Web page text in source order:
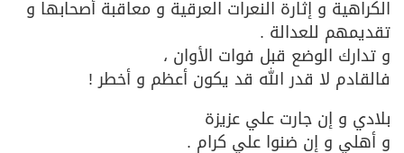
الكراهية و إثارة النعرات العرقية و معاقبة أصحابها و
تقديمهم للعدالة .
و تدارك الوضع قبل فوات الأوان ،
فالقادم لا قدر الله قد يكون أعظم و أخطر !
بلادي و إن جارت علي عزيزة
و أهلي و إن ضنوا علي كرام .